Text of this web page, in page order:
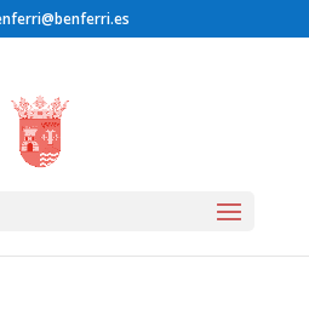
» PROGRAMA PARA COMBATIR